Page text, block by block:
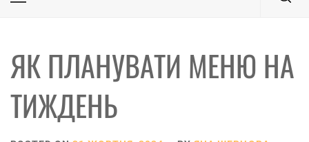
Primary
ЯК ПЛАНУВАТИ МЕНЮ НА
ТИЖДЕНЬ